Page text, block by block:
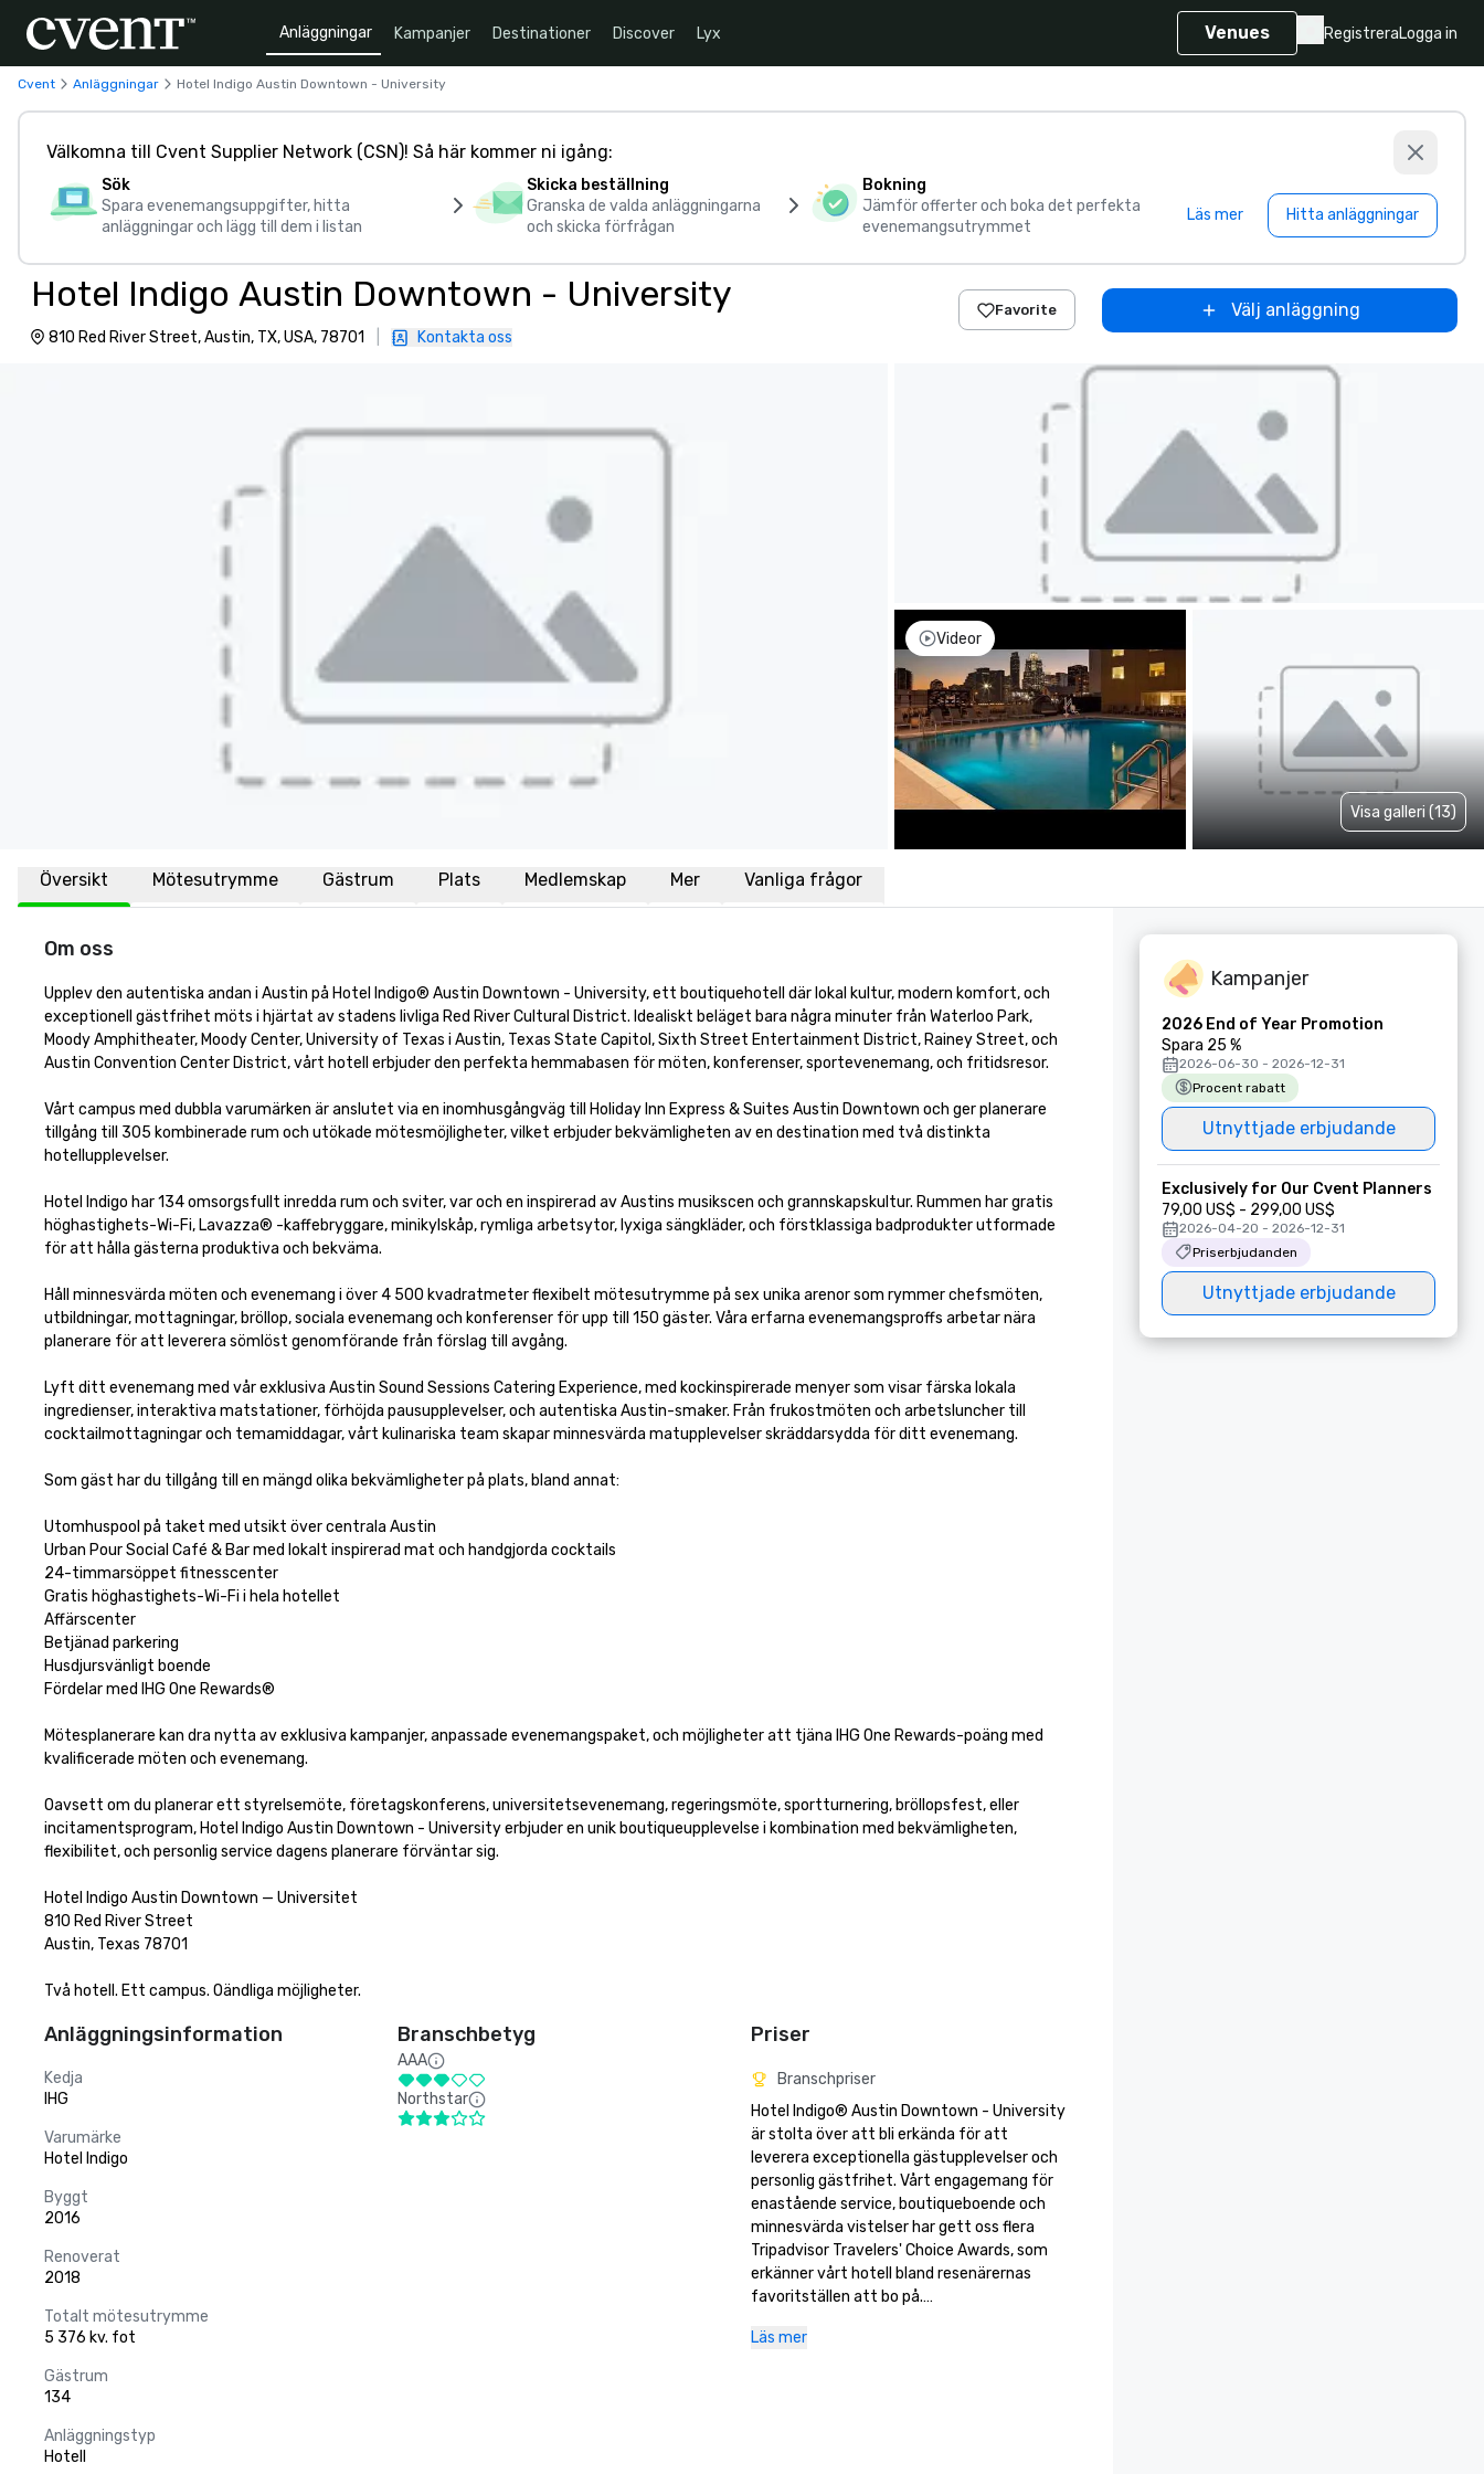
Anläggningar Kampanjer Destinationer Discover Lyx Venues RegistreraLogga in
Cvent Anläggningar Hotel Indigo Austin Downtown - University
Välkomna till Cvent Supplier Network (CSN)! Så här kommer ni igång:
Sök
Spara evenemangsuppgifter, hitta
anläggningar och lägg till dem i listan
Skicka beställning
Granska de valda anläggningarna
och skicka förfrågan
Bokning
Jämför offerter och boka det perfekta
evenemangsutrymmet
Läs mer Hitta anläggningar
Hotel Indigo Austin Downtown - University
810 Red River Street, Austin, TX, USA, 78701 Kontakta oss
Favorite Välj anläggning
Videor
Visa galleri (13)
Översikt Mötesutrymme Gästrum Plats Medlemskap Mer Vanliga frågor
Om oss
Upplev den autentiska andan i Austin på Hotel Indigo® Austin Downtown - University, ett boutiquehotell där lokal kultur, modern komfort, och
exceptionell gästfrihet möts i hjärtat av stadens livliga Red River Cultural District. Idealiskt beläget bara några minuter från Waterloo Park,
Moody Amphitheater, Moody Center, University of Texas i Austin, Texas State Capitol, Sixth Street Entertainment District, Rainey Street, och
Austin Convention Center District, vårt hotell erbjuder den perfekta hemmabasen för möten, konferenser, sportevenemang, och fritidsresor.
Vårt campus med dubbla varumärken är anslutet via en inomhusgångväg till Holiday Inn Express & Suites Austin Downtown och ger planerare
tillgång till 305 kombinerade rum och utökade mötesmöjligheter, vilket erbjuder bekvämligheten av en destination med två distinkta
hotellupplevelser.
Hotel Indigo har 134 omsorgsfullt inredda rum och sviter, var och en inspirerad av Austins musikscen och grannskapskultur. Rummen har gratis
höghastighets-Wi-Fi, Lavazza® -kaffebryggare, minikylskåp, rymliga arbetsytor, lyxiga sängkläder, och förstklassiga badprodukter utformade
för att hålla gästerna produktiva och bekväma.
Håll minnesvärda möten och evenemang i över 4 500 kvadratmeter flexibelt mötesutrymme på sex unika arenor som rymmer chefsmöten,
utbildningar, mottagningar, bröllop, sociala evenemang och konferenser för upp till 150 gäster. Våra erfarna evenemangsproffs arbetar nära
planerare för att leverera sömlöst genomförande från förslag till avgång.
Lyft ditt evenemang med vår exklusiva Austin Sound Sessions Catering Experience, med kockinspirerade menyer som visar färska lokala
ingredienser, interaktiva matstationer, förhöjda pausupplevelser, och autentiska Austin-smaker. Från frukostmöten och arbetsluncher till
cocktailmottagningar och temamiddagar, vårt kulinariska team skapar minnesvärda matupplevelser skräddarsydda för ditt evenemang.
Som gäst har du tillgång till en mängd olika bekvämligheter på plats, bland annat:
Utomhuspool på taket med utsikt över centrala Austin
Urban Pour Social Café & Bar med lokalt inspirerad mat och handgjorda cocktails
24-timmarsöppet fitnesscenter
Gratis höghastighets-Wi-Fi i hela hotellet
Affärscenter
Betjänad parkering
Husdjursvänligt boende
Fördelar med IHG One Rewards®
Mötesplanerare kan dra nytta av exklusiva kampanjer, anpassade evenemangspaket, och möjligheter att tjäna IHG One Rewards-poäng med
kvalificerade möten och evenemang.
Oavsett om du planerar ett styrelsemöte, företagskonferens, universitetsevenemang, regeringsmöte, sportturnering, bröllopsfest, eller
incitamentsprogram, Hotel Indigo Austin Downtown - University erbjuder en unik boutiqueupplevelse i kombination med bekvämligheten,
flexibilitet, och personlig service dagens planerare förväntar sig.
Hotel Indigo Austin Downtown — Universitet
810 Red River Street
Austin, Texas 78701
Två hotell. Ett campus. Oändliga möjligheter.
Anläggningsinformation
Kedja
IHG
Varumärke
Hotel Indigo
Byggt
2016
Renoverat
2018
Totalt mötesutrymme
5 376 kv. fot
Gästrum
134
Anläggningstyp
Hotell
Branschbetyg
AAA
Northstar
Priser
Branschpriser
Hotel Indigo® Austin Downtown - University
är stolta över att bli erkända för att
leverera exceptionella gästupplevelser och
personlig gästfrihet. Vårt engagemang för
enastående service, boutiqueboende och
minnesvärda vistelser har gett oss flera
Tripadvisor Travelers' Choice Awards, som
erkänner vårt hotell bland resenärernas
favoritställen att bo på.
Tripadvisor Travelers' Choice-pris 2026
Läs mer
Kampanjer
2026 End of Year Promotion
Spara 25 %
2026-06-30 - 2026-12-31
Procent rabatt
Utnyttjade erbjudande
Exclusively for Our Cvent Planners
79,00 US$ - 299,00 US$
2026-04-20 - 2026-12-31
Priserbjudanden
Utnyttjade erbjudande